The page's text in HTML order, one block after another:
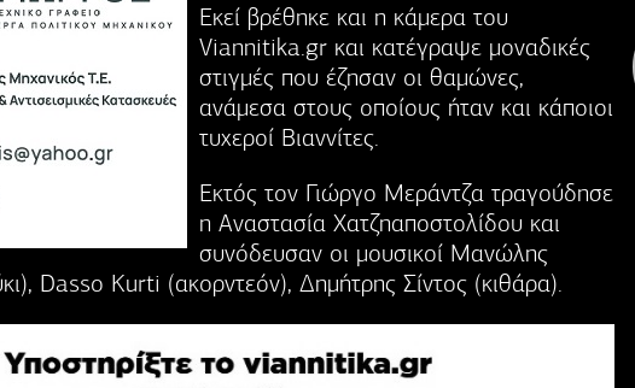
Εκεί βρέθηκε και η κάμερα του
Viannitika.gr και κατέγραψε μοναδικές
στιγμές που έζησαν οι θαμώνες,
ανάμεσα στους οποίους ήταν και κάποιοι
τυχεροί Βιαννίτες.
Εκτός τον Γιώργο Μεράντζα τραγούδησε
η Αναστασία Χατζηαποστολίδου και
συνόδευσαν οι μουσικοί Μανώλης
Dasso Kurti (ακορντεόν), Δημήτρης Σίντος (κιθάρα).